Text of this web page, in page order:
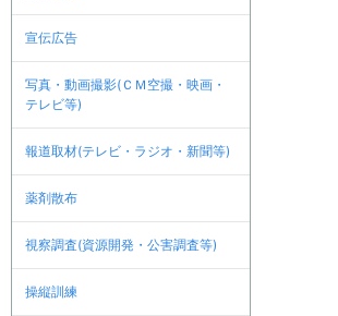
宣伝広告
写真・動画撮影(ＣＭ空撮・映画・
テレビ等)
報道取材(テレビ・ラジオ・新聞等)
薬剤散布
視察調査(資源開発・公害調査等)
操縦訓練